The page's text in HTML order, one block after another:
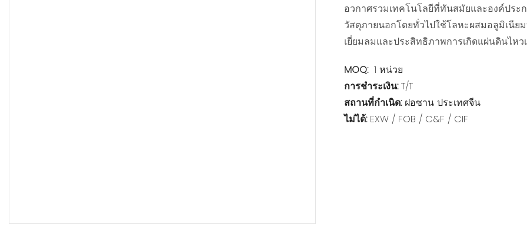
อวกาศรวมเทคโนโลยีที่ทันสมัยและองค์ปร
วัสดุภายนอกโดยทั่วไปใช้โลหะผสมอลูมิเนี
เยี่ยมลมและประสิทธิภาพการเกิดแผ่นดินไห
MOQ: 1 หน่วย
การชำระเงิน:T/T
สถานที่กำเนิด: ฝอซาน ประเทศจีน
ไม่ได้: EXW / FOB / C&F / CIF